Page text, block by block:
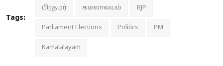
Tags:
பிரதமர் கமலாலயம் BJP
Parliament Elections Politics PM
Kamalalayam